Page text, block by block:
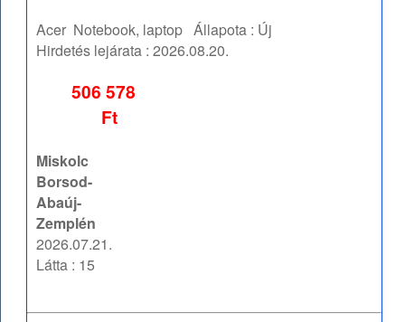
Acer Notebook, laptop Állapota : Új
Hirdetés lejárata :2026.08.20.
506 578
Ft
Miskolc
Borsod-
Abaúj-
Zemplén
2026.07.21.
Látta : 15